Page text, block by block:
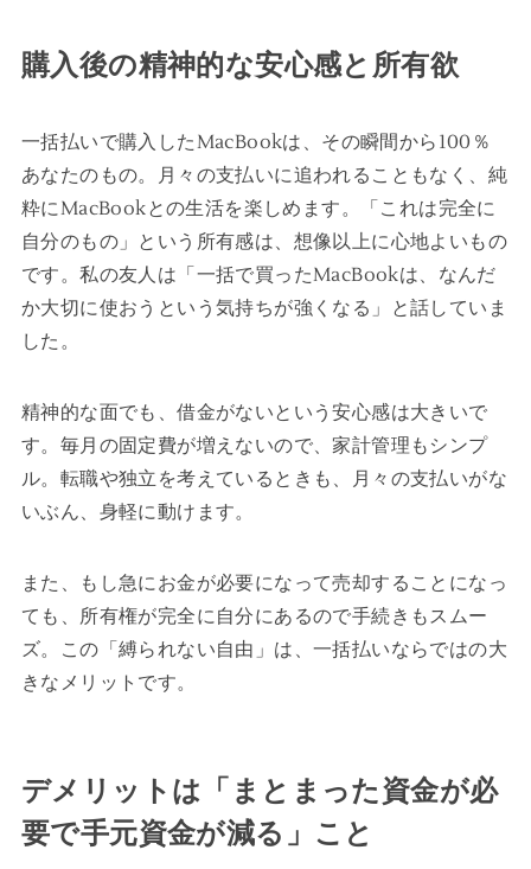
購入後の精神的な安心感と所有欲
一括払いで購入したMacBookは、その瞬間から100％
あなたのもの。月々の支払いに追われることもなく、純
粋にMacBookとの生活を楽しめます。「これは完全に
自分のもの」という所有感は、想像以上に心地よいもの
です。私の友人は「一括で買ったMacBookは、なんだ
か大切に使おうという気持ちが強くなる」と話していま
した。
精神的な面でも、借金がないという安心感は大きいで
す。毎月の固定費が増えないので、家計管理もシンプ
ル。転職や独立を考えているときも、月々の支払いがな
いぶん、身軽に動けます。
また、もし急にお金が必要になって売却することになっ
ても、所有権が完全に自分にあるので手続きもスムー
ズ。この「縛られない自由」は、一括払いならではの大
きなメリットです。
デメリットは「まとまった資金が必
要で手元資金が減る」こと